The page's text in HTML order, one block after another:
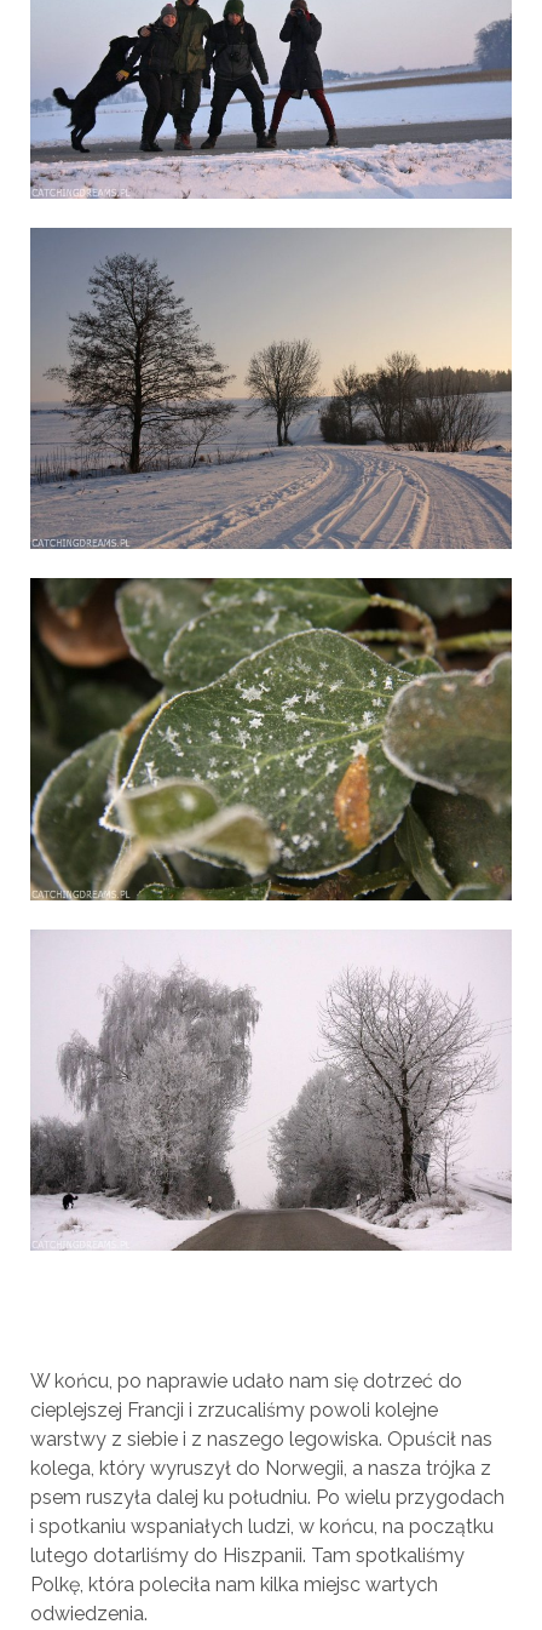
W końcu, po naprawie udało nam się dotrzeć do
cieplejszej Francji i zrzucaliśmy powoli kolejne
warstwy z siebie i z naszego legowiska. Opuścił nas
kolega, który wyruszył do Norwegii, a nasza trójka z
psem ruszyła dalej ku południu. Po wielu przygodach
i spotkaniu wspaniałych ludzi, w końcu, na początku
lutego dotarliśmy do Hiszpanii. Tam spotkaliśmy
Polkę, która poleciła nam kilka miejsc wartych
odwiedzenia.